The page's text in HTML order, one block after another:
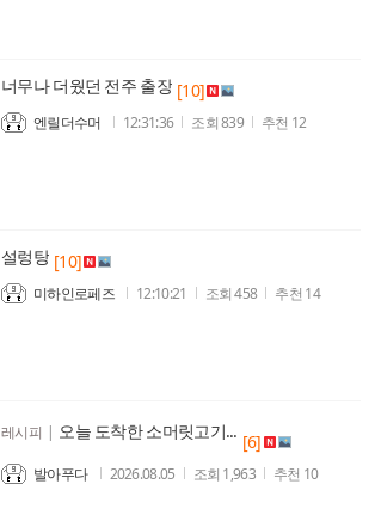
너무나 더웠던 전주 출장 [10]
엔릴더수머 12:31:36 조회839 추천 12
설렁탕 [10]
미하인로페즈 12:10:21 조회458 추천 14
레시피 | 오늘 도착한 소머릿고기... [6]
발아푸다 2026.08.05 조회 1,963 추천 10